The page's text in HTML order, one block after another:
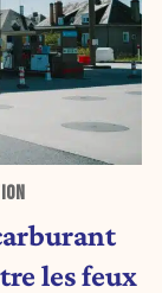
les feux